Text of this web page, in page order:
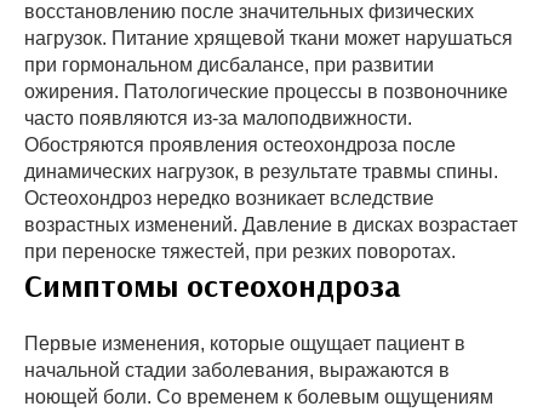
восстановлению после значительных физических
нагрузок. Питание хрящевой ткани может нарушаться
при гормональном дисбалансе, при развитии
ожирения. Патологические процессы в позвоночнике
часто появляются из-за малоподвижности.
Обостряются проявления остеохондроза после
динамических нагрузок, в результате травмы спины.
Остеохондроз нередко возникает вследствие
возрастных изменений. Давление в дисках возрастает
при переноске тяжестей, при резких поворотах.
Симптомы остеохондроза
Первые изменения, которые ощущает пациент в
начальной стадии заболевания, выражаются в
ноющей боли. Со временем к болевым ощущениям